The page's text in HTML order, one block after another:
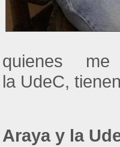
quienes
la UdeC,
Araya y la